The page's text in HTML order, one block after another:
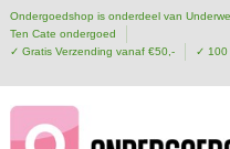
Ondergoedshop is onderdeel van
Ten Cate ondergoed
✓ Gratis Verzending vanaf €50,-
✓ 100